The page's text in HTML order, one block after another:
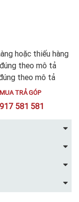
hoặc thiếu hàng
theo mô tả
theo mô tả
TRẢ GÓP
581 581